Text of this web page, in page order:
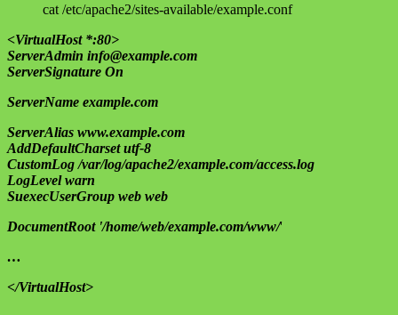
cat /etc/apache2/sites-available/example.conf
<VirtualHost *:80>
ServerAdmin info@example.com
ServerSignature On
ServerName example.com
ServerAlias www.example.com
AddDefaultCharset utf-8
CustomLog /var/log/apache2/example.com/access.log
LogLevel warn
SuexecUserGroup web web
DocumentRoot '/home/web/example.com/www/'
…
</VirtualHost>